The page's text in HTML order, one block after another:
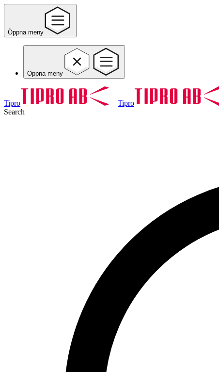
Öppna meny
Öppna meny
Tipro
Tipro
Search